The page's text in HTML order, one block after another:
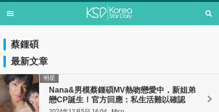
蔡鍾碩
最新文章
Nana&男模蔡鍾碩MV熱吻戀愛中，新姐弟
戀CP誕生！官方回應：私生活難以確認
明星